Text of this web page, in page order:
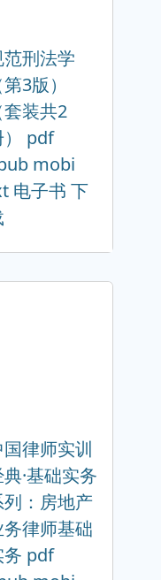
刑法学
第3版）
套装共2
） pdf
mobi
电子书 下
国律师实训
·基础实务
列：房地产
务律师基础
务 pdf